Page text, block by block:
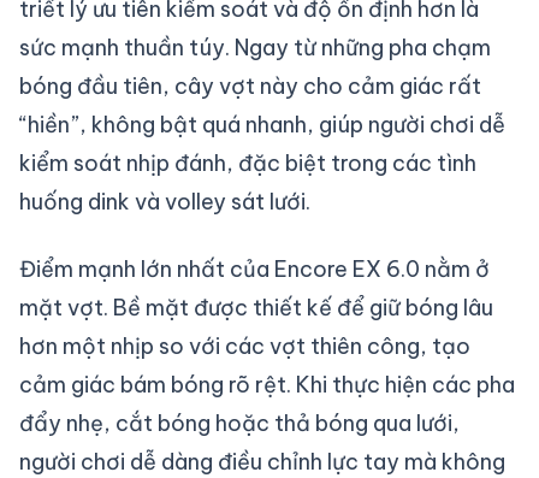
triết lý ưu tiên kiểm soát và độ ổn định hơn là
sức mạnh thuần túy. Ngay từ những pha chạm
bóng đầu tiên, cây vợt này cho cảm giác rất
“hiền”, không bật quá nhanh, giúp người chơi dễ
kiểm soát nhịp đánh, đặc biệt trong các tình
huống dink và volley sát lưới.
Điểm mạnh lớn nhất của Encore EX 6.0 nằm ở
mặt vợt. Bề mặt được thiết kế để giữ bóng lâu
hơn một nhịp so với các vợt thiên công, tạo
cảm giác bám bóng rõ rệt. Khi thực hiện các pha
đẩy nhẹ, cắt bóng hoặc thả bóng qua lưới,
người chơi dễ dàng điều chỉnh lực tay mà không